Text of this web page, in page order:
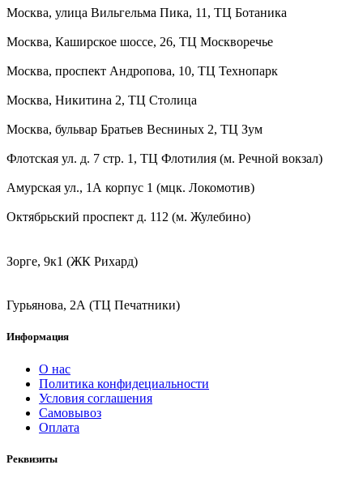
Москва, улица Вильгельма Пика, 11, ТЦ Ботаника
Москва, Каширское шоссе, 26, ТЦ Москворечье
Москва, проспект Андропова, 10, ТЦ Технопарк
Москва, Никитина 2, ТЦ Столица
Москва, бульвар Братьев Весниных 2, ТЦ Зум
Флотская ул. д. 7 стр. 1, ТЦ Флотилия (м. Речной вокзал)
Амурская ул., 1А корпус 1 (мцк. Локомотив)
Октябрьский проспект д. 112 (м. Жулебино)
Зорге, 9к1 (ЖК Рихард)
Гурьянова, 2А (ТЦ Печатники)
Информация
О нас
Политика конфидециальности
Условия соглашения
Самовывоз
Оплата
Реквизиты